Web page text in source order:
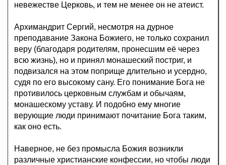
невежестве Церковь, и тем не менее он не атеист.
Архимандрит Сергий, несмотря на дурное
преподавание Закона Божиего, не только сохранил
веру (благодаря родителям, пронесшим её через
всю жизнь), но и принял монашеский постриг, и
подвизался на этом поприще длительно и усердно,
судя по его высокому сану. Его понимание Бога не
противилось церковным службам и обычаям,
монашескому уставу. И подобно ему многие
верующие люди принимают почитание Бога таким,
как оно есть.
Наверное, не без промысла Божия возникли
различные христианские конфессии, но чтобы люди